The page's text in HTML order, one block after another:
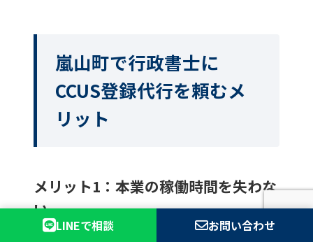
嵐山町で行政書士に
CCUS登録代行を頼むメ
リット
メリット1：本業の稼働時間を失わな
い
LINEで相談 お問い合わせ